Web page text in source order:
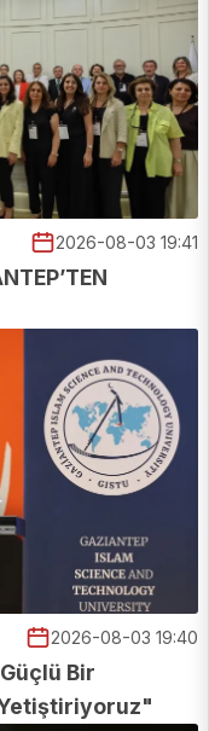
2026-08-03 19:41
2026-08-03 19:40
Bir